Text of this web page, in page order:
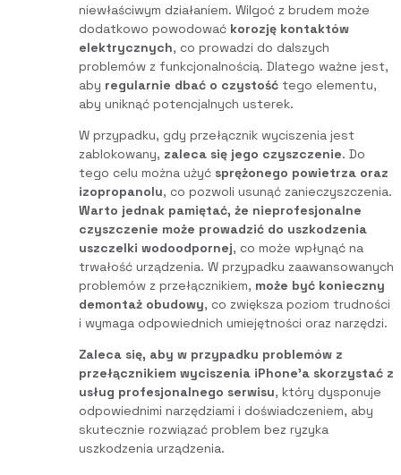
niewłaściwym działaniem. Wilgoć z brudem może
dodatkowo powodować korozję kontaktów
elektrycznych, co prowadzi do dalszych
problemów z funkcjonalnością. Dlatego ważne jest,
aby regularnie dbać o czystość tego elementu,
aby uniknąć potencjalnych usterek.
W przypadku, gdy przełącznik wyciszenia jest
zablokowany, zaleca się jego czyszczenie. Do
tego celu można użyć sprężonego powietrza oraz
izopropanolu, co pozwoli usunąć zanieczyszczenia.
Warto jednak pamiętać, że nieprofesjonalne
czyszczenie może prowadzić do uszkodzenia
uszczelki wodoodpornej, co może wpłynąć na
trwałość urządzenia. W przypadku zaawansowanych
problemów z przełącznikiem, może być konieczny
demontaż obudowy, co zwiększa poziom trudności
i wymaga odpowiednich umiejętności oraz narzędzi.
Zaleca się, aby w przypadku problemów z
przełącznikiem wyciszenia iPhone’a skorzystać z
usług profesjonalnego serwisu, który dysponuje
odpowiednimi narzędziami i doświadczeniem, aby
skutecznie rozwiązać problem bez ryzyka
uszkodzenia urządzenia.